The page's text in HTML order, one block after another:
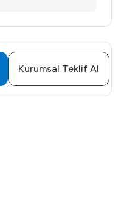
Kurumsal Teklif Al